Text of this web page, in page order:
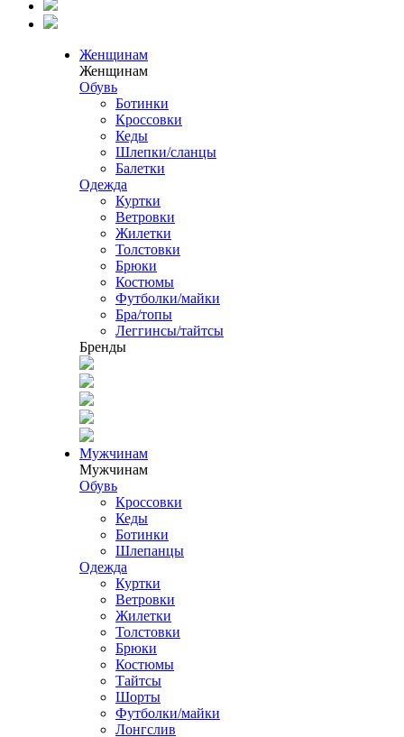
Женщинам
Женщинам
Обувь
Ботинки
Кроссовки
Кеды
Шлепки/сланцы
Балетки
Одежда
Куртки
Ветровки
Жилетки
Толстовки
Брюки
Костюмы
Футболки/майки
Бра/топы
Леггинсы/тайтсы
Бренды
Мужчинам
Мужчинам
Обувь
Кроссовки
Кеды
Ботинки
Шлепанцы
Одежда
Куртки
Ветровки
Жилетки
Толстовки
Брюки
Костюмы
Тайтсы
Шорты
Футболки/майки
Лонгслив